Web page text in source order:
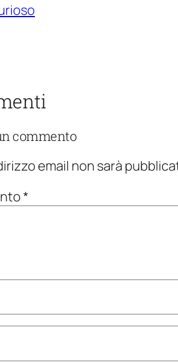
commento
email non sarà
*